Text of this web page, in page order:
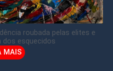
roubada pelas elites e
dos esquecidos
MAIS